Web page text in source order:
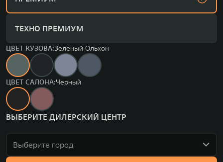
ТЕХНО ПРЕМИУМ
ЦВЕТ КУЗОВА:Зеленый Ольхон
ЦВЕТ САЛОНА:Черный
ВЫБЕРИТЕ ДИЛЕРСКИЙ ЦЕНТР
Выберите город